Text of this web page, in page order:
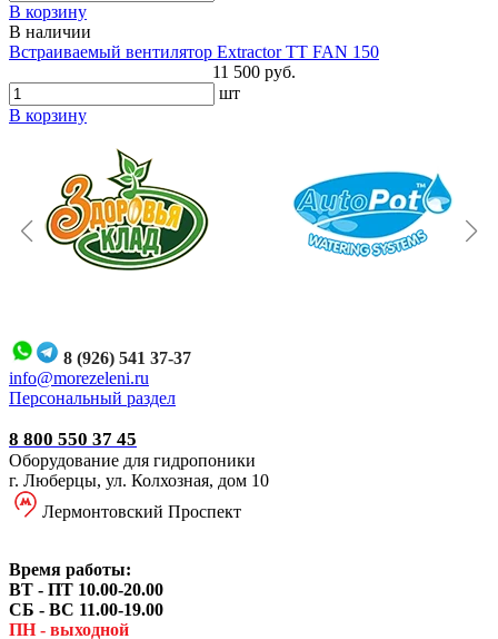
В корзину
В наличии
Встраиваемый вентилятор Extractor TT FAN 150
11 500 руб.
шт
В корзину
8 (926) 541 37-37
info@morezeleni.ru
Персональный раздел
8 800 550 37 45
Оборудование для гидропоники
г. Люберцы, ул. Колхозная, дом 10
Лермонтовский Проспект
Время работы:
ВТ - ПТ 10.00-20.00
СБ - ВС 11.00-19.00
ПН - выходной